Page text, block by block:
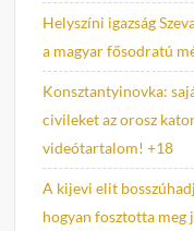
Helyszíni igazság
a magyar fősodratú
Konsztantyinovka:
civileket az orosz
videótartalom! +18
A kijevi elit
hogyan fosztotta meg